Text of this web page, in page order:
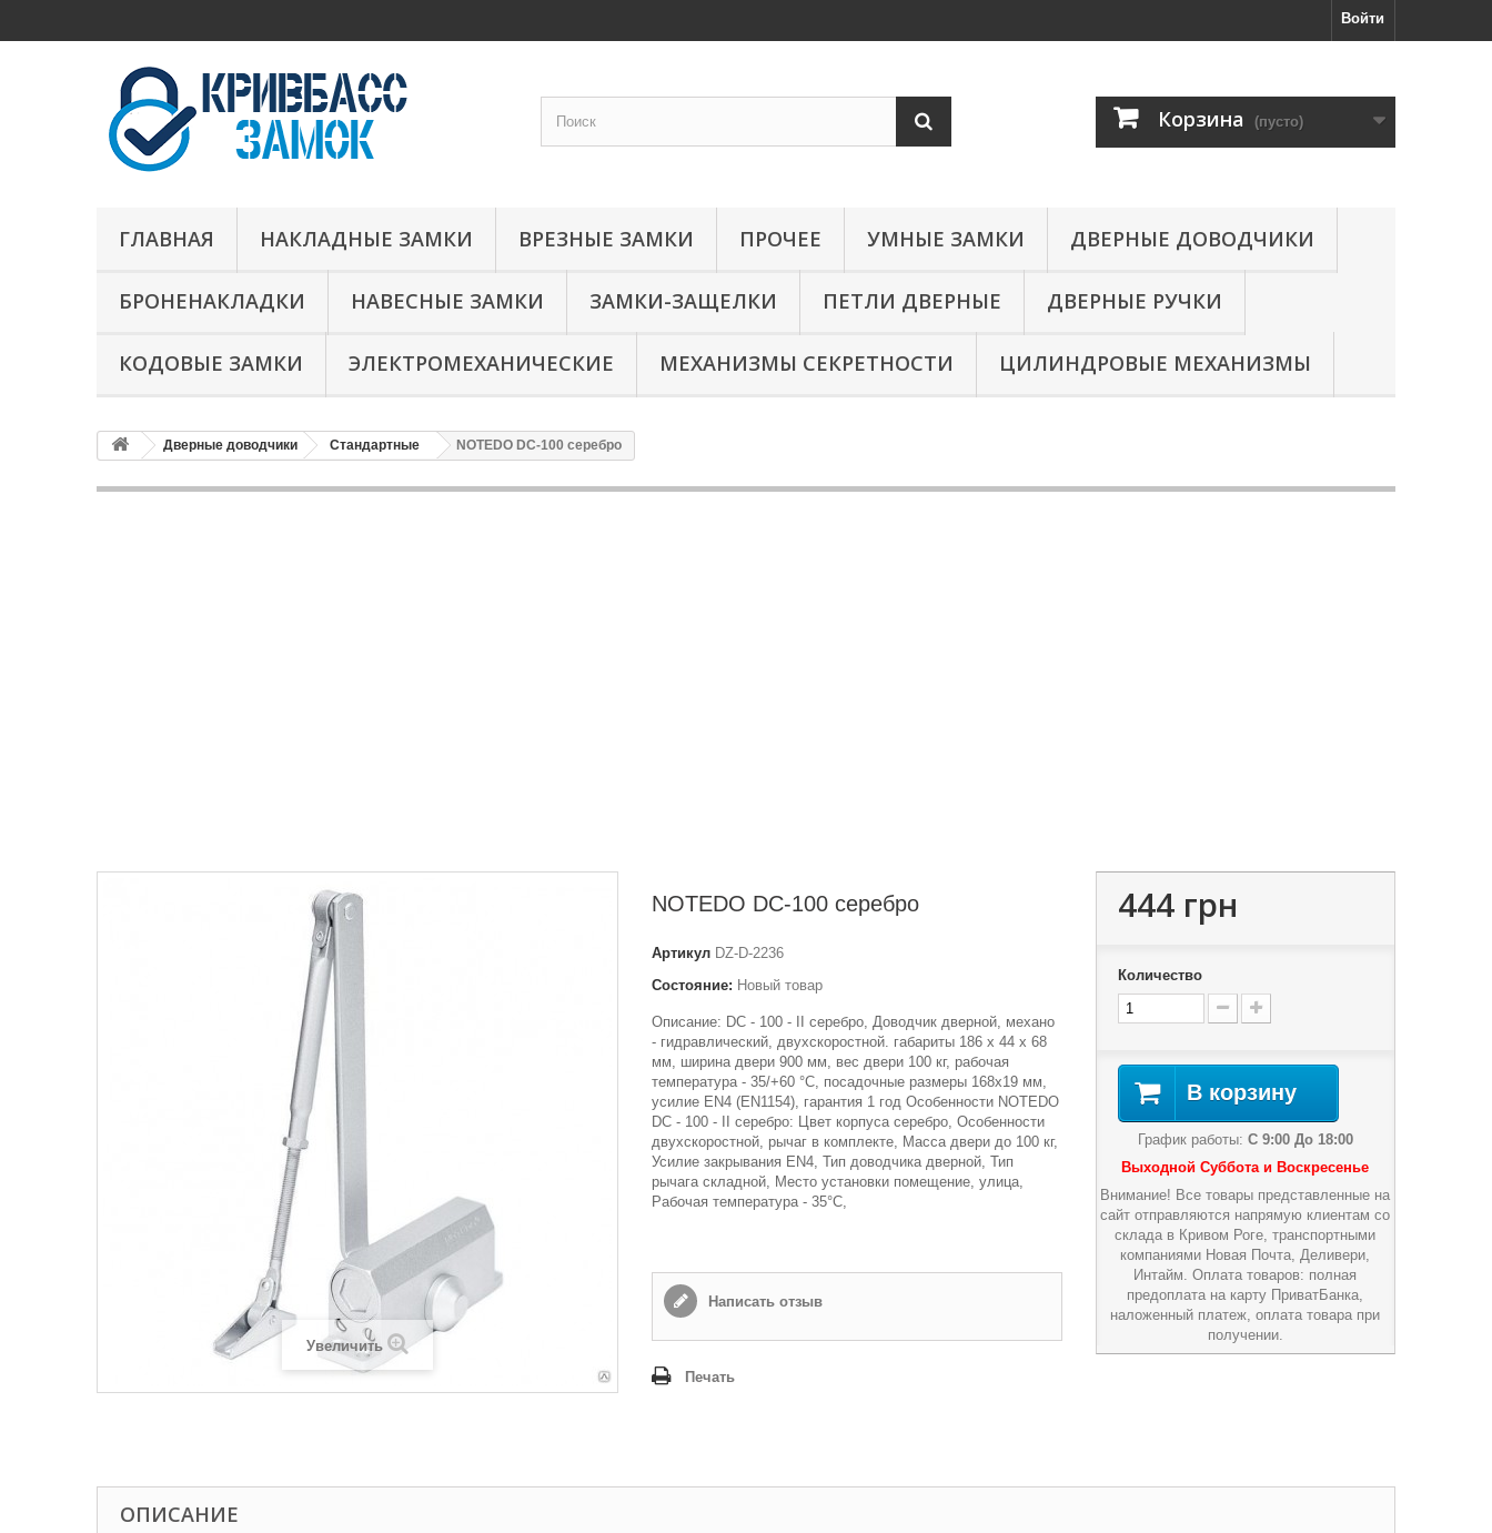
Войти
Корзина (пусто)
ГЛАВНАЯ НАКЛАДНЫЕ ЗАМКИ ВРЕЗНЫЕ ЗАМКИ ПРОЧЕЕ УМНЫЕ ЗАМКИ ДВЕРНЫЕ ДОВОДЧИКИ
БРОНЕНАКЛАДКИ НАВЕСНЫЕ ЗАМКИ ЗАМКИ-ЗАЩЕЛКИ ПЕТЛИ ДВЕРНЫЕ ДВЕРНЫЕ РУЧКИ
КОДОВЫЕ ЗАМКИ ЭЛЕКТРОМЕХАНИЧЕСКИЕ МЕХАНИЗМЫ СЕКРЕТНОСТИ ЦИЛИНДРОВЫЕ МЕХАНИЗМЫ
Дверные доводчики Стандартные NOTEDO DC-100 серебро
Увеличить
NOTEDO DC-100 серебро
Артикул DZ-D-2236
Состояние: Новый товар
Описание: DC - 100 - II серебро, Доводчик дверной, механо
- гидравлический, двухскоростной. габариты 186 x 44 x 68
мм, ширина двери 900 мм, вес двери 100 кг, рабочая
температура - 35/+60 °С, посадочные размеры 168х19 мм,
усилие EN4 (EN1154), гарантия 1 год Особенности NOTEDO
DC - 100 - II серебро: Цвет корпуса серебро, Особенности
двухскоростной, рычаг в комплекте, Масса двери до 100 кг,
Усилие закрывания EN4, Тип доводчика дверной, Тип
рычага складной, Место установки помещение, улица,
Рабочая температура - 35°С,
Написать отзыв
Печать
444 грн
Количество
В корзину
График работы: С 9:00 До 18:00
Выходной Суббота и Воскресенье
Внимание! Все товары представленные на
сайт отправляются напрямую клиентам со
склада в Кривом Роге, транспортными
компаниями Новая Почта, Деливери,
Интайм. Оплата товаров: полная
предоплата на карту ПриватБанка,
наложенный платеж, оплата товара при
получении.
ОПИСАНИЕ